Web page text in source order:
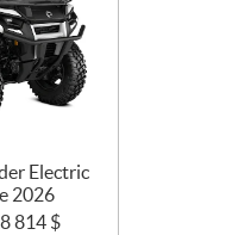
Electric
2026
814 $